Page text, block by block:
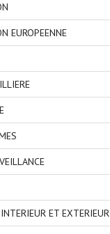
EUROPEENNE
ET EXTERIEUR